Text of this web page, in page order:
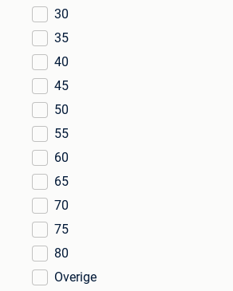
30
35
40
45
50
55
60
65
70
75
80
Overige